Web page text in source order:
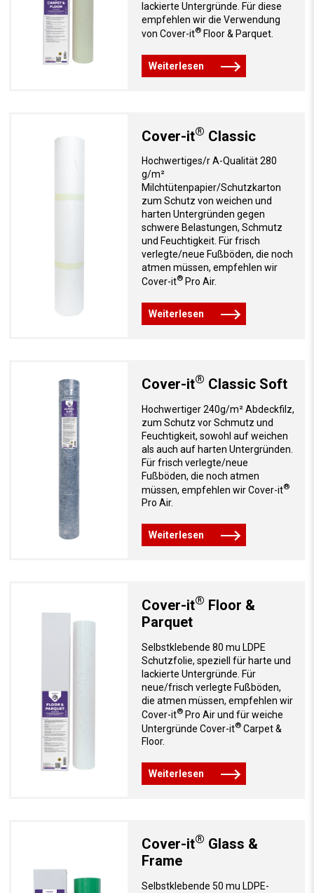
lackierte Untergründe. Für diese
empfehlen wir die Verwendung
von Cover-it®Floor & Parquet.
Weiterlesen
Cover-it® Classic
Hochwertiges/r A-Qualität 280
g/m²
Milchtütenpapier/Schutzkarton
zum Schutz von weichen und
harten Untergründen gegen
schwere Belastungen, Schmutz
und Feuchtigkeit. Für frisch
verlegte/neue Fußböden, die noch
atmen müssen, empfehlen wir
Cover-it®Pro Air.
Weiterlesen
Cover-it® Classic Soft
Hochwertiger 240g/m² Abdeckfilz,
zum Schutz vor Schmutz und
Feuchtigkeit, sowohl auf weichen
als auch auf harten Untergründen.
Für frisch verlegte/neue
Fußböden, die noch atmen
müssen, empfehlen wir Cover-it®
Pro Air.
Weiterlesen
Cover-it® Floor &
Parquet
Selbstklebende 80 mu LDPE
Schutzfolie, speziell für harte und
lackierte Untergründe. Für
neue/frisch verlegte Fußböden,
die atmen müssen, empfehlen wir
Cover-it®Pro Air und für weiche
Untergründe Cover-it®Carpet &
Floor.
Weiterlesen
Cover-it® Glass &
Frame
Selbstklebende 50 mu LDPE-